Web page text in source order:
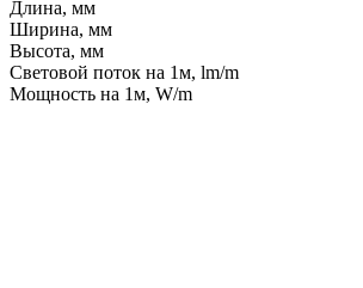
Длина, мм
Ширина, мм
Высота, мм
Световой поток на 1м, lm/m
Мощность на 1м, W/m